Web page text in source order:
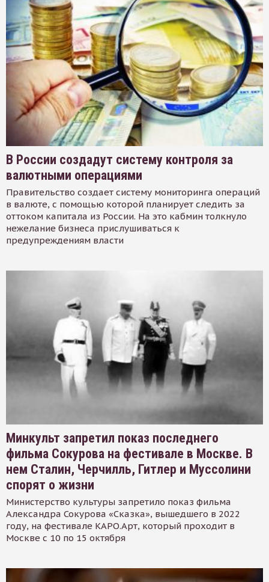
В России создадут систему контроля за
валютными операциями
Правительство создает систему мониторинга операций
в валюте, с помощью которой планирует следить за
оттоком капитала из России. На это кабмин толкнуло
нежелание бизнеса прислушиваться к
предупреждениям власти
Минкульт запретил показ последнего
фильма Сокурова на фестивале в Москве. В
нем Сталин, Черчилль, Гитлер и Муссолини
спорят о жизни
Министерство культуры запретило показ фильма
Александра Сокурова «Сказка», вышедшего в 2022
году, на фестивале КАРО.Арт, который проходит в
Москве с 10 по 15 октября